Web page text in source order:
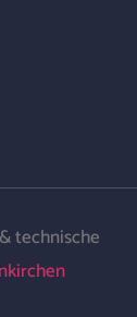
technische